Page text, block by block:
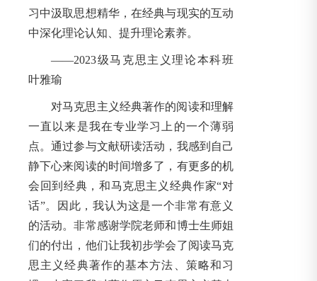
习中汲取思想精华，在经典与现实的互动
中深化理论认知、提升理论素养。
——2023级马克思主义理论本科班
叶雅瑜
对马克思主义经典著作的阅读和理解
一直以来是我在专业学习上的一个薄弱
点。通过参与文献研读活动，我感到自己
静下心来阅读的时间增多了，有更多的机
会回到经典，和马克思主义经典作家“对
话”。因此，我认为这是一个非常有意义
的活动。非常感谢学院老师和博士生师姐
们的付出，他们让我初步学会了阅读马克
思主义经典著作的基本方法、策略和习